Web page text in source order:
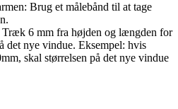
Brug et målebånd til at tage
6 mm fra højden og længden for
det nye vindue. Eksempel: hvis
skal størrelsen på det nye vindue